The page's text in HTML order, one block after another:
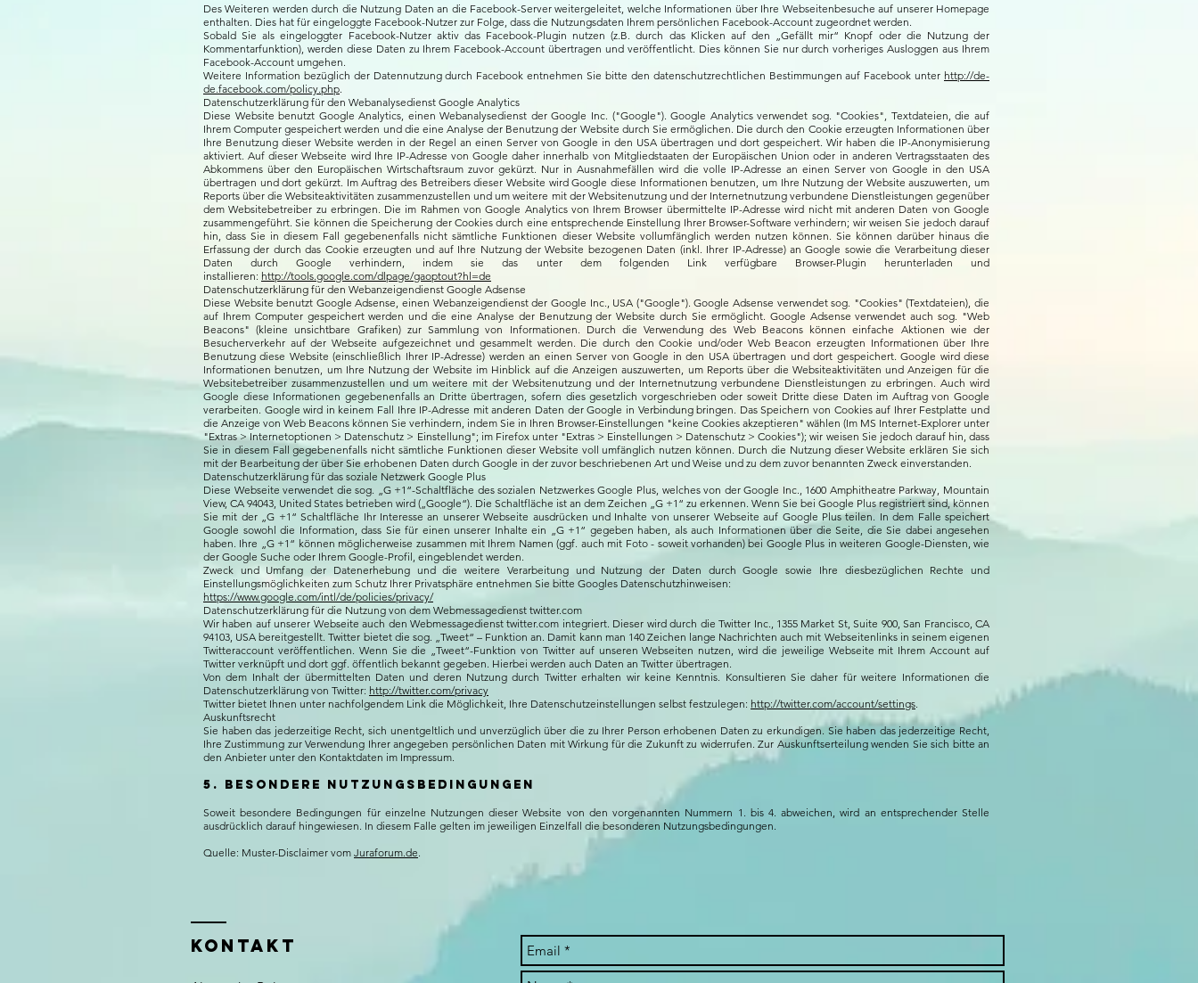
Des Weiteren werden durch die Nutzung Daten an die Facebook-Server weitergeleitet, welche Informationen über Ihre Webseitenbesuche auf unserer Homepage
enthalten. Dies hat für eingeloggte Facebook-Nutzer zur Folge, dass die Nutzungsdaten Ihrem persönlichen Facebook-Account zugeordnet werden.
Sobald Sie als eingeloggter Facebook-Nutzer aktiv das Facebook-Plugin nutzen (z.B. durch das Klicken auf den „Gefällt mir“ Knopf oder die Nutzung der
Kommentarfunktion), werden diese Daten zu Ihrem Facebook-Account übertragen und veröffentlicht. Dies können Sie nur durch vorheriges Ausloggen aus Ihrem
Facebook-Account umgehen.
Weitere Information bezüglich der Datennutzung durch Facebook entnehmen Sie bitte den datenschutzrechtlichen Bestimmungen auf Facebook unter http://de-
de.facebook.com/policy.php.
Datenschutzerklärung für den Webanalysedienst Google Analytics
Diese Website benutzt Google Analytics, einen Webanalysedienst der Google Inc. ("Google"). Google Analytics verwendet sog. "Cookies", Textdateien, die auf
Ihrem Computer gespeichert werden und die eine Analyse der Benutzung der Website durch Sie ermöglichen. Die durch den Cookie erzeugten Informationen über
Ihre Benutzung dieser Website werden in der Regel an einen Server von Google in den USA übertragen und dort gespeichert. Wir haben die IP-Anonymisierung
aktiviert. Auf dieser Webseite wird Ihre IP-Adresse von Google daher innerhalb von Mitgliedstaaten der Europäischen Union oder in anderen Vertragsstaaten des
Abkommens über den Europäischen Wirtschaftsraum zuvor gekürzt. Nur in Ausnahmefällen wird die volle IP-Adresse an einen Server von Google in den USA
übertragen und dort gekürzt. Im Auftrag des Betreibers dieser Website wird Google diese Informationen benutzen, um Ihre Nutzung der Website auszuwerten, um
Reports über die Websiteaktivitäten zusammenzustellen und um weitere mit der Websitenutzung und der Internetnutzung verbundene Dienstleistungen gegenüber
dem Websitebetreiber zu erbringen. Die im Rahmen von Google Analytics von Ihrem Browser übermittelte IP-Adresse wird nicht mit anderen Daten von Google
zusammengeführt. Sie können die Speicherung der Cookies durch eine entsprechende Einstellung Ihrer Browser-Software verhindern; wir weisen Sie jedoch darauf
hin, dass Sie in diesem Fall gegebenenfalls nicht sämtliche Funktionen dieser Website vollumfänglich werden nutzen können. Sie können darüber hinaus die
Erfassung der durch das Cookie erzeugten und auf Ihre Nutzung der Website bezogenen Daten (inkl. Ihrer IP-Adresse) an Google sowie die Verarbeitung dieser
Daten durch Google verhindern, indem sie das unter dem folgenden Link verfügbare Browser-Plugin herunterladen und
installieren: http://tools.google.com/dlpage/gaoptout?hl=de
Datenschutzerklärung für den Webanzeigendienst Google Adsense
Diese Website benutzt Google Adsense, einen Webanzeigendienst der Google Inc., USA ("Google"). Google Adsense verwendet sog. "Cookies" (Textdateien), die
auf Ihrem Computer gespeichert werden und die eine Analyse der Benutzung der Website durch Sie ermöglicht. Google Adsense verwendet auch sog. "Web
Beacons" (kleine unsichtbare Grafiken) zur Sammlung von Informationen. Durch die Verwendung des Web Beacons können einfache Aktionen wie der
Besucherverkehr auf der Webseite aufgezeichnet und gesammelt werden. Die durch den Cookie und/oder Web Beacon erzeugten Informationen über Ihre
Benutzung diese Website (einschließlich Ihrer IP-Adresse) werden an einen Server von Google in den USA übertragen und dort gespeichert. Google wird diese
Informationen benutzen, um Ihre Nutzung der Website im Hinblick auf die Anzeigen auszuwerten, um Reports über die Websiteaktivitäten und Anzeigen für die
Websitebetreiber zusammenzustellen und um weitere mit der Websitenutzung und der Internetnutzung verbundene Dienstleistungen zu erbringen. Auch wird
Google diese Informationen gegebenenfalls an Dritte übertragen, sofern dies gesetzlich vorgeschrieben oder soweit Dritte diese Daten im Auftrag von Google
verarbeiten. Google wird in keinem Fall Ihre IP-Adresse mit anderen Daten der Google in Verbindung bringen. Das Speichern von Cookies auf Ihrer Festplatte und
die Anzeige von Web Beacons können Sie verhindern, indem Sie in Ihren Browser-Einstellungen "keine Cookies akzeptieren" wählen (Im MS Internet-Explorer unter
"Extras > Internetoptionen > Datenschutz > Einstellung"; im Firefox unter "Extras > Einstellungen > Datenschutz > Cookies"); wir weisen Sie jedoch darauf hin, dass
Sie in diesem Fall gegebenenfalls nicht sämtliche Funktionen dieser Website voll umfänglich nutzen können. Durch die Nutzung dieser Website erklären Sie sich
mit der Bearbeitung der über Sie erhobenen Daten durch Google in der zuvor beschriebenen Art und Weise und zu dem zuvor benannten Zweck einverstanden.
Datenschutzerklärung für das soziale Netzwerk Google Plus
Diese Webseite verwendet die sog. „G +1“-Schaltfläche des sozialen Netzwerkes Google Plus, welches von der Google Inc., 1600 Amphitheatre Parkway, Mountain
View, CA 94043, United States betrieben wird („Google“). Die Schaltfläche ist an dem Zeichen „G +1“ zu erkennen. Wenn Sie bei Google Plus registriert sind, können
Sie mit der „G +1“ Schaltfläche Ihr Interesse an unserer Webseite ausdrücken und Inhalte von unserer Webseite auf Google Plus teilen. In dem Falle speichert
Google sowohl die Information, dass Sie für einen unserer Inhalte ein „G +1“ gegeben haben, als auch Informationen über die Seite, die Sie dabei angesehen
haben. Ihre „G +1“ können möglicherweise zusammen mit Ihrem Namen (ggf. auch mit Foto - soweit vorhanden) bei Google Plus in weiteren Google-Diensten, wie
der Google Suche oder Ihrem Google-Profil, eingeblendet werden.
Zweck und Umfang der Datenerhebung und die weitere Verarbeitung und Nutzung der Daten durch Google sowie Ihre diesbezüglichen Rechte und
Einstellungsmöglichkeiten zum Schutz Ihrer Privatsphäre entnehmen Sie bitte Googles Datenschutzhinweisen:
https://www.google.com/intl/de/policies/privacy/
Datenschutzerklärung für die Nutzung von dem Webmessagedienst twitter.com
Wir haben auf unserer Webseite auch den Webmessagedienst twitter.com integriert. Dieser wird durch die Twitter Inc., 1355 Market St, Suite 900, San Francisco, CA
94103, USA bereitgestellt. Twitter bietet die sog. „Tweet“ – Funktion an. Damit kann man 140 Zeichen lange Nachrichten auch mit Webseitenlinks in seinem eigenen
Twitteraccount veröffentlichen. Wenn Sie die „Tweet“-Funktion von Twitter auf unseren Webseiten nutzen, wird die jeweilige Webseite mit Ihrem Account auf
Twitter verknüpft und dort ggf. öffentlich bekannt gegeben. Hierbei werden auch Daten an Twitter übertragen.
Von dem Inhalt der übermittelten Daten und deren Nutzung durch Twitter erhalten wir keine Kenntnis. Konsultieren Sie daher für weitere Informationen die
Datenschutzerklärung von Twitter: http://twitter.com/privacy
Twitter bietet Ihnen unter nachfolgendem Link die Möglichkeit, Ihre Datenschutzeinstellungen selbst festzulegen: http://twitter.com/account/settings.
Auskunftsrecht
Sie haben das jederzeitige Recht, sich unentgeltlich und unverzüglich über die zu Ihrer Person erhobenen Daten zu erkundigen. Sie haben das jederzeitige Recht,
Ihre Zustimmung zur Verwendung Ihrer angegeben persönlichen Daten mit Wirkung für die Zukunft zu widerrufen. Zur Auskunftserteilung wenden Sie sich bitte an
den Anbieter unter den Kontaktdaten im Impressum.
5. Besondere Nutzungsbedingungen
Soweit besondere Bedingungen für einzelne Nutzungen dieser Website von den vorgenannten Nummern 1. bis 4. abweichen, wird an entsprechender Stelle
ausdrücklich darauf hingewiesen. In diesem Falle gelten im jeweiligen Einzelfall die besonderen Nutzungsbedingungen.
Quelle: Muster-Disclaimer vom Juraforum.de.
Kontakt